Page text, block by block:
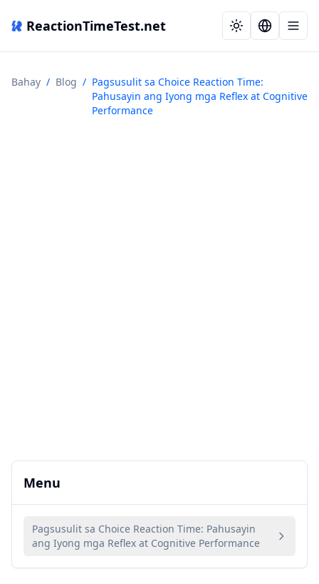
ReactionTimeTest.net
Bahay / Blog / Pagsusulit sa Choice Reaction Time:
Pahusayin ang Iyong mga Reflex at Cognitive
Performance
Menu
Pagsusulit sa Choice Reaction Time: Pahusayin
ang Iyong mga Reflex at Cognitive Performance